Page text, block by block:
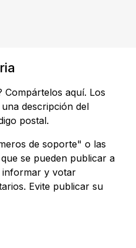
Compártelos aquí. Los
descripción del
postal.
de soporte" o las
se pueden publicar a
informar y votar
Evite publicar su